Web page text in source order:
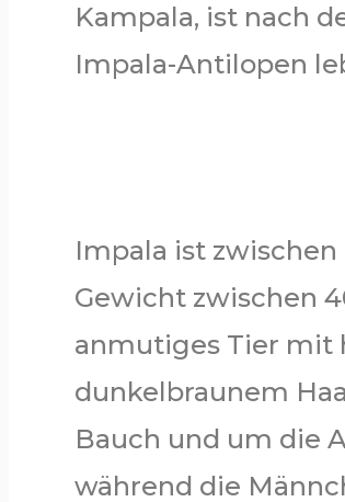
Kampala, ist nach
Impala-Antilopen
Impala ist
Gewicht zwischen
anmutiges Tier mit
dunkelbraunem
Bauch und um die
während die